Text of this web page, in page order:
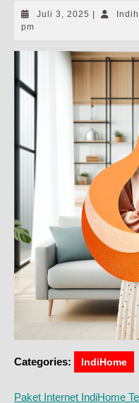
Juli 3, 2025 Juli
pm
Categories: IndiHome
Paket Internet IndiHome